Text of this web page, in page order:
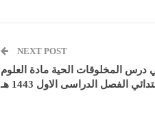
NEXT POST
درس المخلوقات الحية مادة العلوم
الفصل الدراسى الاول 1443 هـ